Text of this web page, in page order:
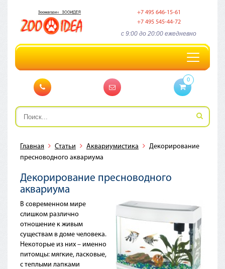
+7 495 646-15-61
+7 495 545-44-72
c 9:00 до 20:00 ежедневно
Toggle
navigation
0
Главная Статьи Аквариумистика
Декорирование
пресноводного аквариума
Декорирование пресноводного
аквариума
В современном мире
слишком различно
отношение к живым
существам в доме человека.
Некоторые из них – именно
питомцы: мягкие, ласковые,
с теплыми лапками